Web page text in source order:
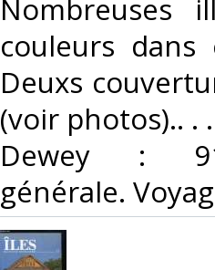
Nombreuses
couleurs
Deuxs
(voir photos).. .
Dewey :
générale.